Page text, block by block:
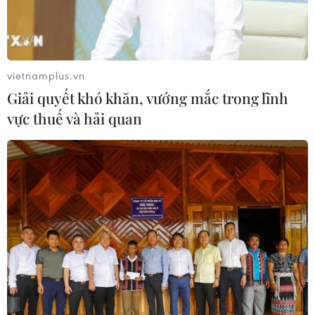
Canh tác biển - động lực mới cho
07/08/2026 08:14
Giá vàng hướng tới tuần tăng mạnh
nhất kể từ tháng 1/2026
07/08/2026 08:14
Hạn hán nghiêm trọng đe dọa "huyết
mạch" kinh tế châu Âu
07/08/2026 07:58
vietnamplus.vn
Giải quyết khó khăn, vướng mắc trong lĩnh
vực thuế và hải quan